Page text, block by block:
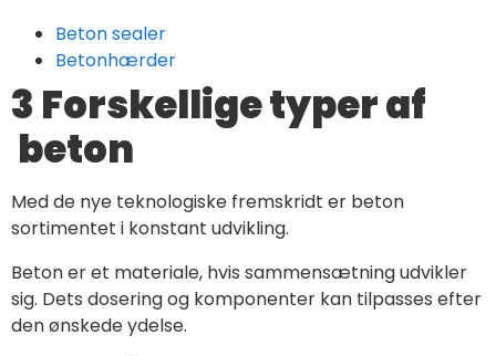
Beton sealer
Betonhærder
3 Forskellige typer af
beton
Med de nye teknologiske fremskridt er beton
sortimentet i konstant udvikling.
Beton er et materiale, hvis sammensætning udvikler
sig. Dets dosering og komponenter kan tilpasses efter
den ønskede ydelse.